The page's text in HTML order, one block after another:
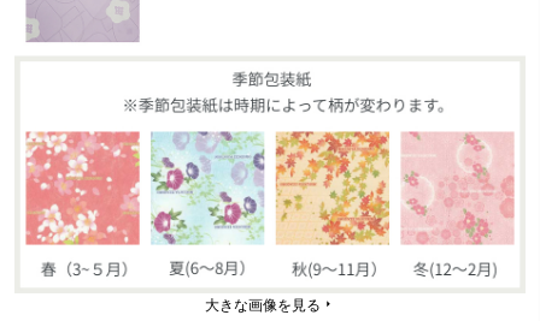
大きな画像を見る